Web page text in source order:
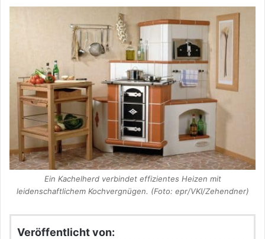
Ein Kachelherd verbindet effizientes Heizen mit
leidenschaftlichem Kochvergnügen. (Foto: epr/VKI/Zehendner)
Veröffentlicht von: